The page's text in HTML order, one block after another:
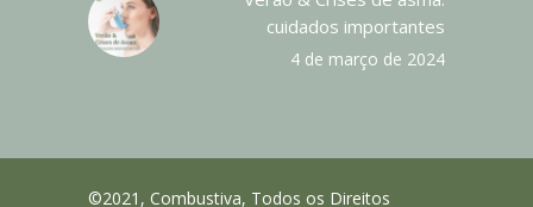
cuidados importantes
4 de março de 2024
©2021, Combustiva, Todos os Direitos